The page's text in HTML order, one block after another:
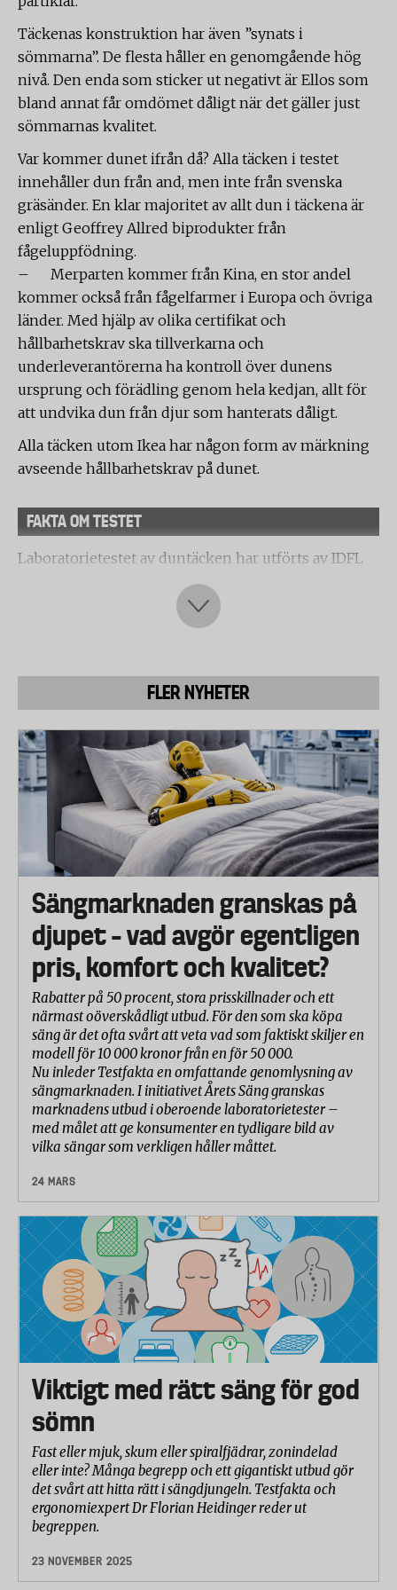
Täckenas konstruktion har även ”synats i
sömmarna”. De flesta håller en genomgående hög
nivå. Den enda som sticker ut negativt är Ellos som
bland annat får omdömet dåligt när det gäller just
sömmarnas kvalitet.
Var kommer dunet ifrån då? Alla täcken i testet
innehåller dun från and, men inte från svenska
gräsänder. En klar majoritet av allt dun i täckena är
enligt Geoffrey Allred biprodukter från
fågeluppfödning.
– Merparten kommer från Kina, en stor andel
kommer också från fågelfarmer i Europa och övriga
länder. Med hjälp av olika certifikat och
hållbarhetskrav ska tillverkarna och
underleverantörerna ha kontroll över dunens
ursprung och förädling genom hela kedjan, allt för
att undvika dun från djur som hanterats dåligt.
Alla täcken utom Ikea har någon form av märkning
avseende hållbarhetskrav på dunet.
FAKTA OM TESTET
Laboratorietestet av duntäcken har utförts av IDFL
(International Down and Feather Laboratory) i
Schweiz och följer etablerade, internationella
standards för test av täcken och textilier.
Värnamo of Sweden - Lilja
Engmo Dun - Cecilia
IKEA - Fjällhavre
Cura - Dreamy down
Kronborg -Besseggen
Ellos - Luna
Urvalskriteriet har varit duntäcken med måtten 150
x 200/210 cm och deklarerade som varma. Fyra
provobjekt av varje täcke har köpts in eller
levererats från tillverkarna under oktober månad
2022.
Laboratorietestet
Täckena har genomgått ett 15-tal testparametrar för
att bedöma och mäta följande huvudaspekter:
Mängden dun
Dunets kvalitet
Andningsförmåga
Partikeltäthet
Textiliernas kvalitet
Konstruktionskvalitet
För att mäta andelen dun tas täckets fyllning ut och
vägs. Därefter analyseras mängden dun och övrigt
överens med det som deklarerats på produkten.
Dunets kvalitet
Kvalitén på dunet bestäms bland annat av dunets
kubikcentimeter som ett gram dun ger under ett
FLER NYHETER
Sängmarknaden granskas på
djupet – vad avgör egentligen
pris, komfort och kvalitet?
Rabatter på 50 procent, stora prisskillnader och ett
närmast oöverskådligt utbud. För den som ska köpa
säng är det ofta svårt att veta vad som faktiskt skiljer en
modell för 10 000 kronor från en för 50 000.
Nu inleder Testfakta en omfattande genomlysning av
sängmarknaden. I initiativet Årets Säng granskas
marknadens utbud i oberoende laboratorietester –
med målet att ge konsumenter en tydligare bild av
vilka sängar som verkligen håller måttet.
24 MARS
Viktigt med rätt säng för god
sömn
Fast eller mjuk, skum eller spiralfjädrar, zonindelad
eller inte? Många begrepp och ett gigantiskt utbud gör
det svårt att hitta rätt i sängdjungeln. Testfakta och
ergonomiexpert Dr Florian Heidinger reder ut
begreppen.
23 NOVEMBER 2025